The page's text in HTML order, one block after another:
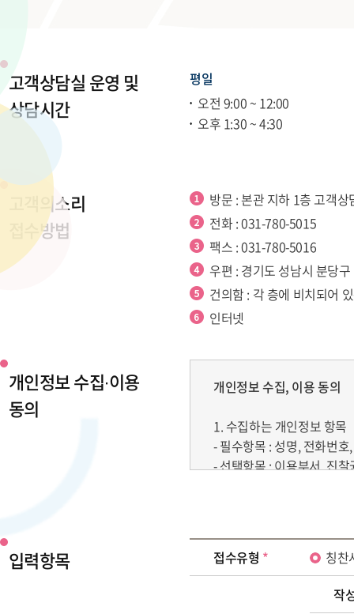
고객상담실 운영 및
상담시간
평일
오전 9:00 ~ 12:00
오후 1:30 ~ 4:30
고객의소리
접수방법
방문 : 본관 지하 1층 고객상
전화 : 031-780-5015
팩스 : 031-780-5016
우편 : 경기도 성남시 분당
건의함 : 각 층에 비치되어
인터넷
개인정보 수집∙이용
동의
개인정보 수집, 이용 동의
1. 수집하는 개인정보 항목
- 필수항목 : 성명, 전화번호
- 선택항목 : 이용부서, 진찰
3. 보유 및 이용 기간
소비자의 불만 또는 분쟁
입력항목 접수유형 * 칭찬
작